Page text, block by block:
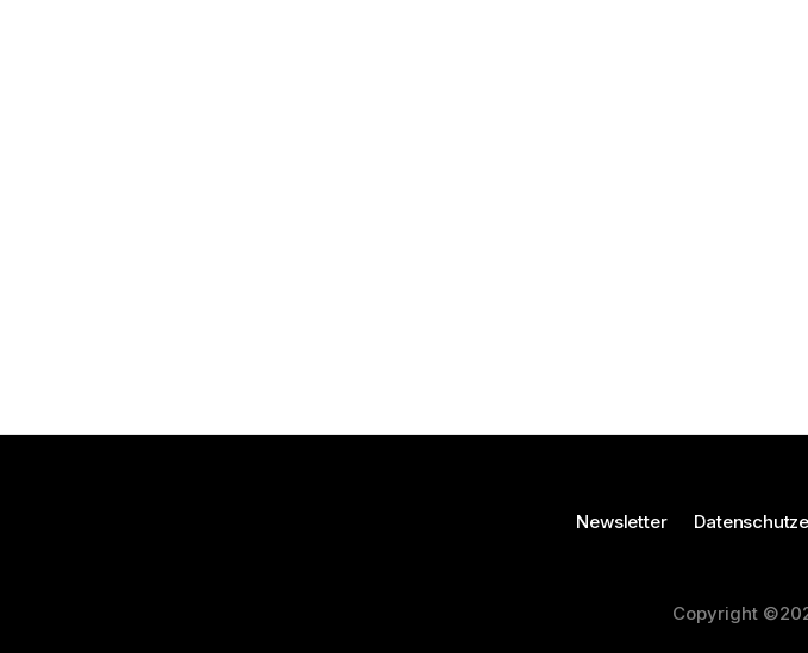
Newsletter
Copyright